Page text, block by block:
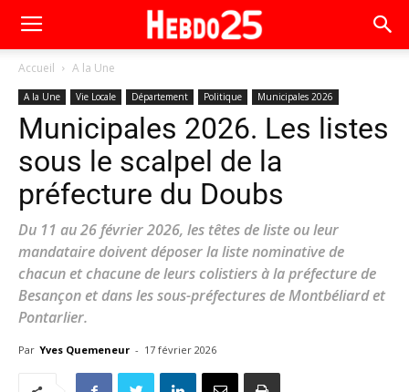
Accueil A la Une
A la Une Vie Locale Département Politique Municipales 2026
Municipales 2026. Les listes
sous le scalpel de la
préfecture du Doubs
Du 11 au 26 février 2026, les têtes de liste ou leur
mandataire doivent déposer la liste nominative de
chacun et chacune de leurs colistiers à la préfecture de
Besançon et dans les sous-préfectures de Montbéliard et
Pontarlier.
Par Yves Quemeneur - 17 février 2026